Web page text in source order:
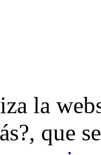
la
que